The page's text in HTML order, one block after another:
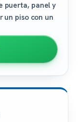
puerta, panel y
un piso con un